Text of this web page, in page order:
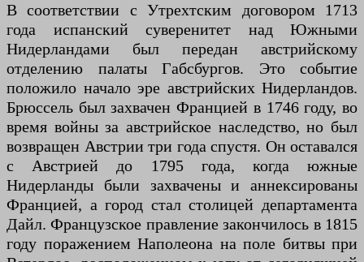
В соответствии с Утрехтским договором 1713
года испанский суверенитет над Южными
Нидерландами был передан австрийскому
отделению палаты Габсбургов. Это событие
положило начало эре австрийских Нидерландов.
Брюссель был захвачен Францией в 1746 году, во
время войны за австрийское наследство, но был
возвращен Австрии три года спустя. Он оставался
с Австрией до 1795 года, когда южные
Нидерланды были захвачены и аннексированы
Францией, а город стал столицей департамента
Дайл. Французское правление закончилось в 1815
году поражением Наполеона на поле битвы при